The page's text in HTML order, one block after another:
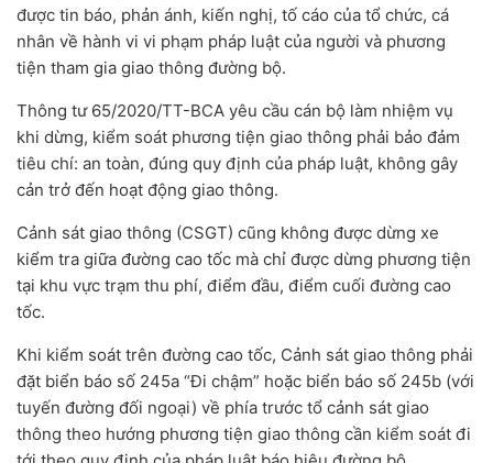
được tin báo, phản ánh, kiến nghị, tố cáo của tổ chức, cá
nhân về hành vi vi phạm pháp luật của người và phương
tiện tham gia giao thông đường bộ.
Thông tư 65/2020/TT-BCA yêu cầu cán bộ làm nhiệm vụ
khi dừng, kiểm soát phương tiện giao thông phải bảo đảm
tiêu chí: an toàn, đúng quy định của pháp luật, không gây
cản trở đến hoạt động giao thông.
Cảnh sát giao thông (CSGT) cũng không được dừng xe
kiểm tra giữa đường cao tốc mà chỉ được dừng phương tiện
tại khu vực trạm thu phí, điểm đầu, điểm cuối đường cao
tốc.
Khi kiểm soát trên đường cao tốc, Cảnh sát giao thông phải
đặt biển báo số 245a “Đi chậm” hoặc biển báo số 245b (với
tuyến đường đối ngoại) về phía trước tổ cảnh sát giao
thông theo hướng phương tiện giao thông cần kiểm soát đi